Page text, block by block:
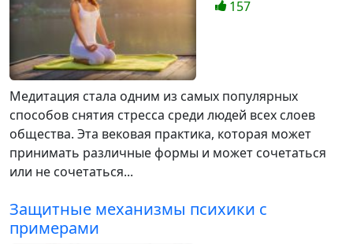
Медитация стала одним из самых популярных
способов снятия стресса среди людей всех слоев
общества. Эта вековая практика, которая может
принимать различные формы и может сочетаться
или не сочетаться...
157
Защитные механизмы психики с
примерами